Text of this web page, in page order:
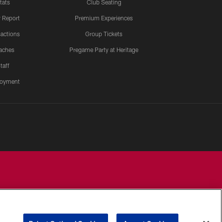
Report
Club Seating
Premium Experiences
Group Tickets
Pregame Party at Heritage